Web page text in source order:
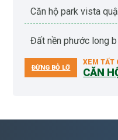
căn hộ park vista
đất nền phước long
ĐỪNG BỎ LỠ
XEM TẤT
CĂN